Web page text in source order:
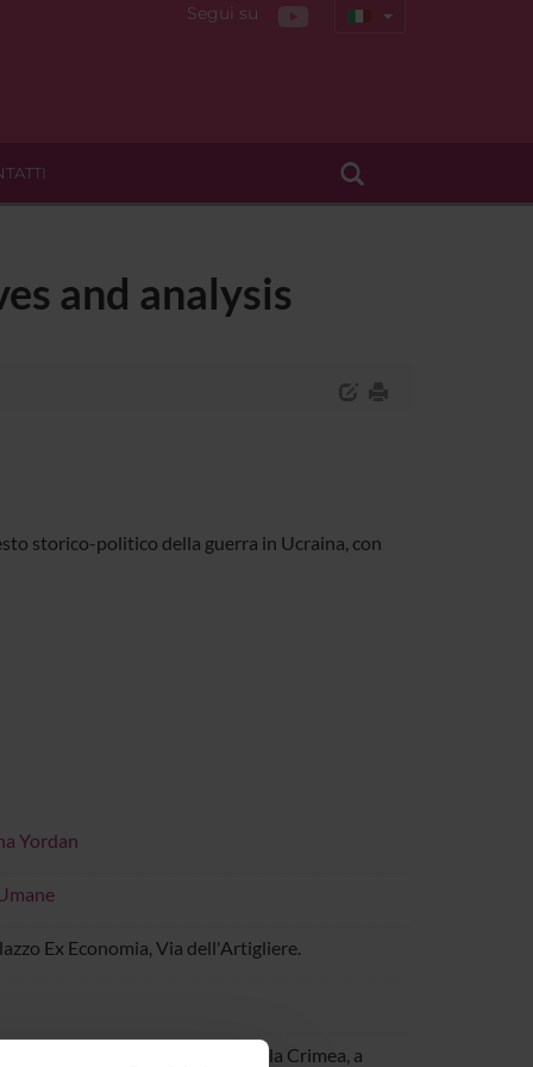
Segui su
and analysis
storico-politico della guerra in Ucraina, con
Yordan
Ex Economia, Via dell'Artigliere.
della situazione geopolitica della Crimea, a